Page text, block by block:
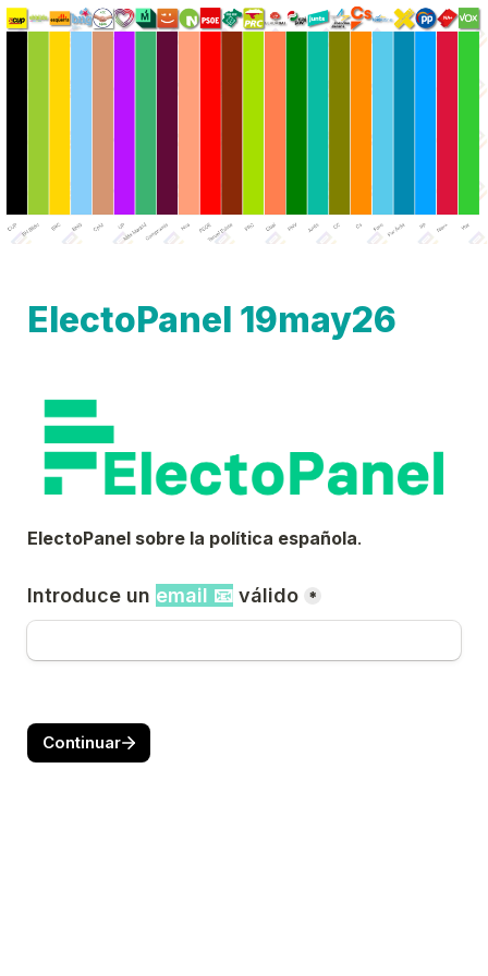
ElectoPanel 19may26
ElectoPanel sobre la política española.
Introduce un email 📧 válido *
Continuar